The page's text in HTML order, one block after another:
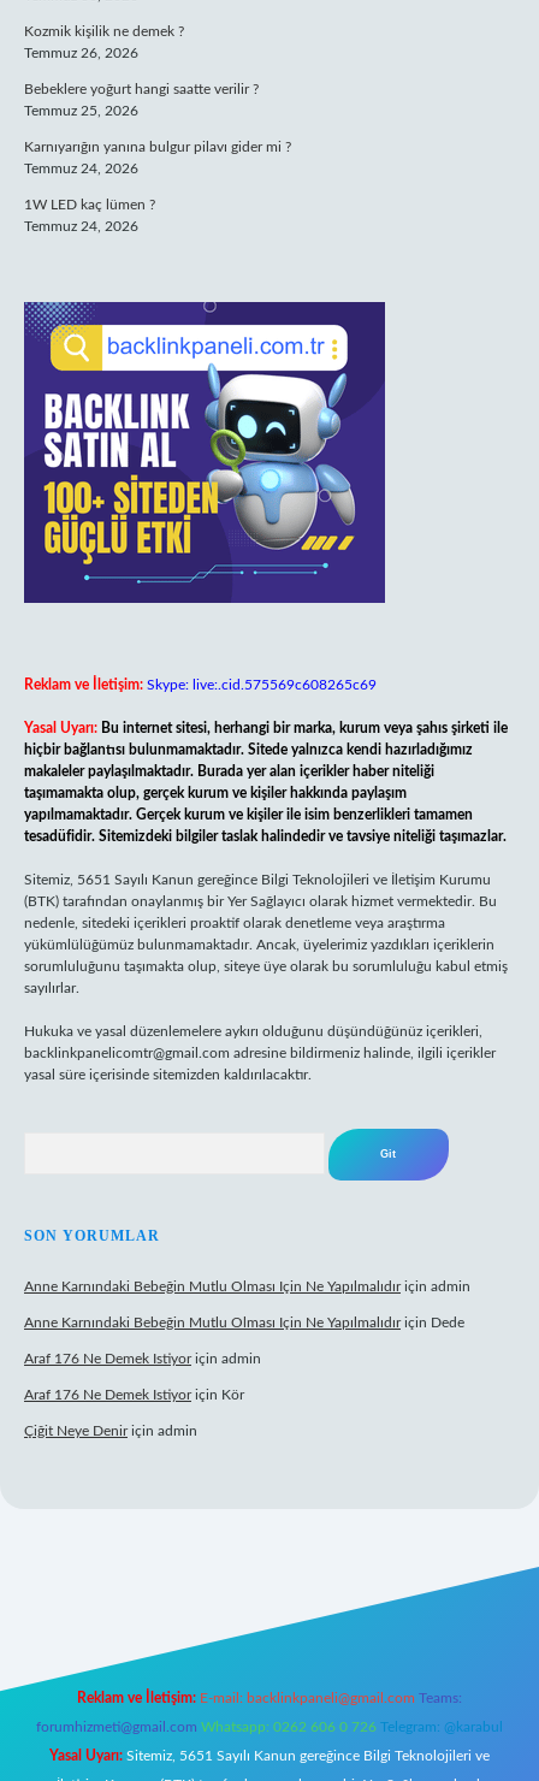
Kozmik kişilik ne demek ?
Temmuz 26, 2026
Bebeklere yoğurt hangi saatte verilir ?
Temmuz 25, 2026
Karnıyarığın yanına bulgur pilavı gider mi ?
Temmuz 24, 2026
1W LED kaç lümen ?
Temmuz 24, 2026
Reklam ve İletişim: Skype: live:.cid.575569c608265c69
Yasal Uyarı: Bu internet sitesi, herhangi bir marka, kurum veya şahıs şirketi ile
hiçbir bağlantısı bulunmamaktadır. Sitede yalnızca kendi hazırladığımız
makaleler paylaşılmaktadır. Burada yer alan içerikler haber niteliği
taşımamakta olup, gerçek kurum ve kişiler hakkında paylaşım
yapılmamaktadır. Gerçek kurum ve kişiler ile isim benzerlikleri tamamen
tesadüfidir. Sitemizdeki bilgiler taslak halindedir ve tavsiye niteliği taşımazlar.
Sitemiz, 5651 Sayılı Kanun gereğince Bilgi Teknolojileri ve İletişim Kurumu
(BTK) tarafından onaylanmış bir Yer Sağlayıcı olarak hizmet vermektedir. Bu
nedenle, sitedeki içerikleri proaktif olarak denetleme veya araştırma
yükümlülüğümüz bulunmamaktadır. Ancak, üyelerimiz yazdıkları içeriklerin
sorumluluğunu taşımakta olup, siteye üye olarak bu sorumluluğu kabul etmiş
sayılırlar.
Hukuka ve yasal düzenlemelere aykırı olduğunu düşündüğünüz içerikleri,
backlinkpanelicomtr@gmail.com adresine bildirmeniz halinde, ilgili içerikler
yasal süre içerisinde sitemizden kaldırılacaktır.
SON YORUMLAR
Anne Karnındaki Bebeğin Mutlu Olması Için Ne Yapılmalıdıriçin admin
Anne Karnındaki Bebeğin Mutlu Olması Için Ne Yapılmalıdıriçin Dede
Araf 176 Ne Demek Istiyoriçin admin
Araf 176 Ne Demek Istiyoriçin Kör
Çiğit Neye Deniriçin admin
Reklam ve İletişim: E-mail: backlinkpaneli@gmail.com Teams:
forumhizmeti@gmail.com Whatsapp: 0262 606 0 726 Telegram: @karabul
Yasal Uyarı: Sitemiz, 5651 Sayılı Kanun gereğince Bilgi Teknolojileri ve